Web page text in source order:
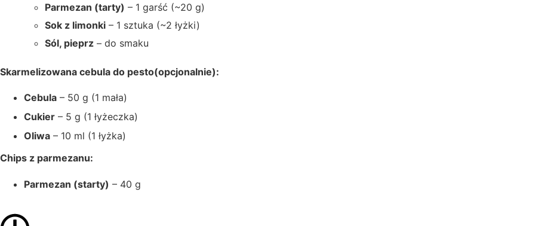
Parmezan (tarty) – 1 garść (~20 g)
Sok z limonki – 1 sztuka (~2 łyżki)
Sól, pieprz – do smaku
Skarmelizowana cebula do pesto(opcjonalnie):
Cebula – 50 g (1 mała)
Cukier – 5 g (1 łyżeczka)
Oliwa – 10 ml (1 łyżka)
Chips z parmezanu:
Parmezan (starty) – 40 g